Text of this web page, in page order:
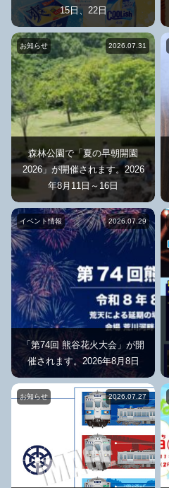
15日、22日
お知らせ 2026.07.31
森林公園で「夏の早朝開園
2026」が開催されます。2026
年8月11日～16日
イベント情報 2026.07.29
「第74回 熊谷花火大会」が開
催されます。2026年8月8日
お知らせ 2026.07.27